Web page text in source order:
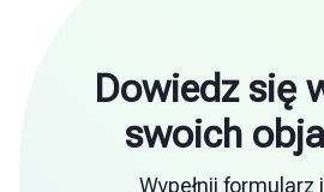
Dowiedz się
swoich
Wypełnij formularz